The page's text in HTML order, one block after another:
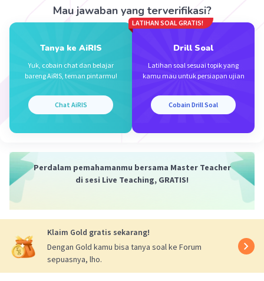
Mau jawaban yang terverifikasi?
Tanya ke AiRIS
Yuk, cobain chat dan belajar
bareng AiRIS, teman pintarmu!
Chat AiRIS
LATIHAN SOAL GRATIS!
Drill Soal
Latihan soal sesuai topik yang
kamu mau untuk persiapan ujian
Cobain Drill Soal
Perdalam pemahamanmu bersama Master Teacher
di sesi Live Teaching, GRATIS!
Klaim Gold gratis sekarang!
Dengan Gold kamu bisa tanya soal ke Forum
sepuasnya, lho.